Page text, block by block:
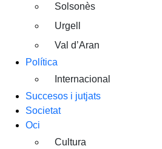
Solsonès
Urgell
Val d’Aran
Política
Internacional
Succesos i jutjats
Societat
Oci
Cultura